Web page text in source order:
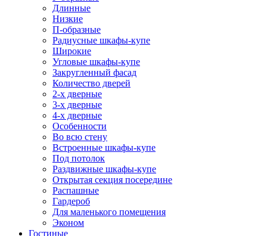
Длинные
Низкие
П-образные
Радиусные шкафы-купе
Широкие
Угловые шкафы-купе
Закругленный фасад
Количество дверей
2-х дверные
3-х дверные
4-х дверные
Особенности
Во всю стену
Встроенные шкафы-купе
Под потолок
Раздвижные шкафы-купе
Открытая секция посередине
Распашные
Гардероб
Для маленького помещения
Эконом
Гостиные